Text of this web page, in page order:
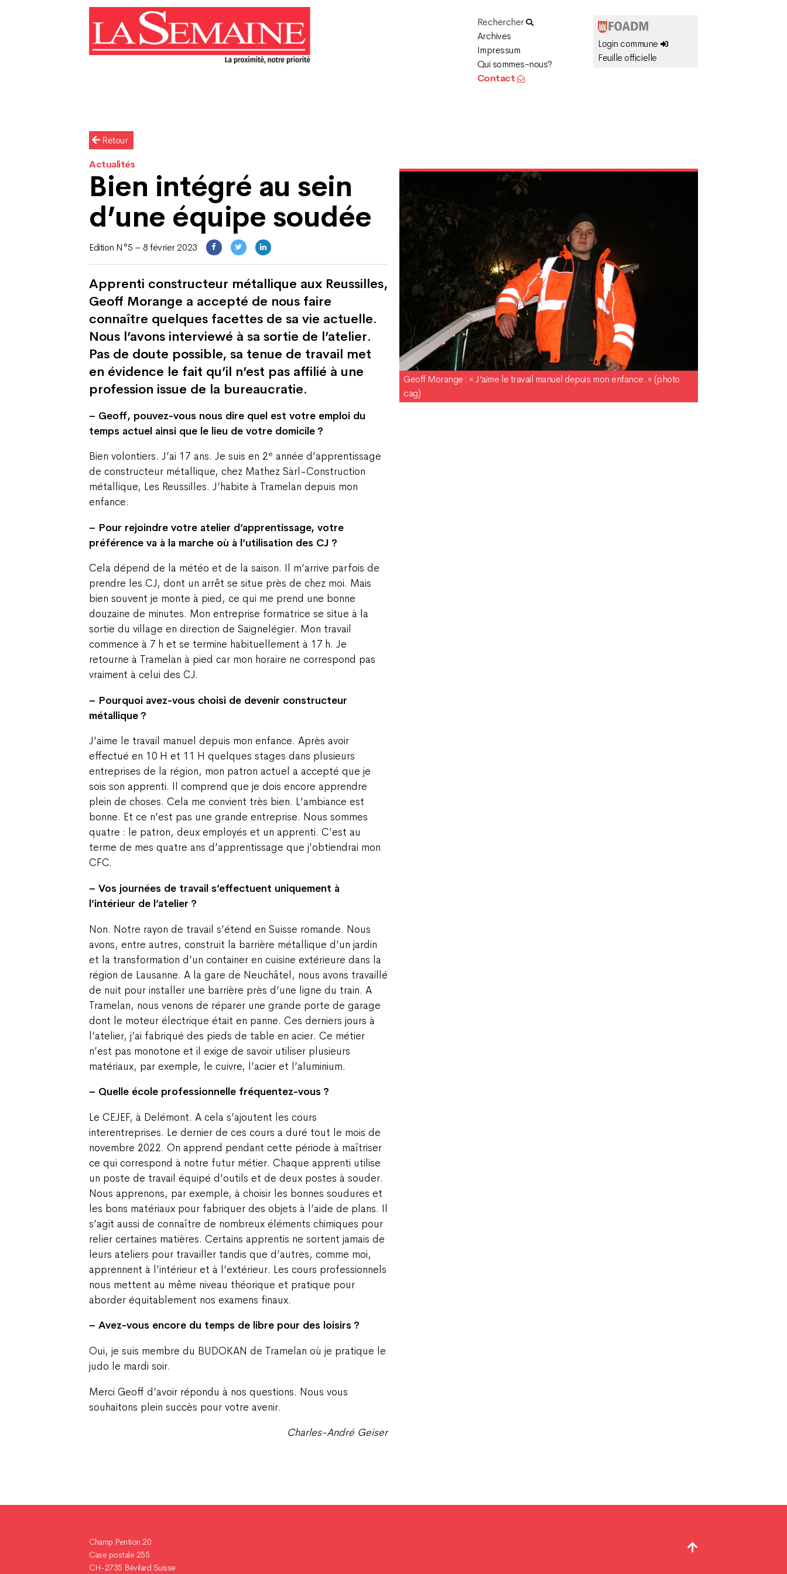
Rechercher
Archives
Impressum
Qui sommes-nous?
Contact
Login commune
Feuille officielle
Retour
Actualités
Bien intégré au sein
d’une équipe soudée
Edition N°5 – 8 février 2023
Apprenti constructeur métallique aux Reussilles,
Geoff Morange a accepté de nous faire
connaître quelques facettes de sa vie actuelle.
Nous l’avons interviewé à sa sortie de l’atelier.
Pas de doute possible, sa tenue de travail met
en évidence le fait qu’il n’est pas affilié à une
profession issue de la bureaucratie.
– Geoff, pouvez-vous nous dire quel est votre emploi du
temps actuel ainsi que le lieu de votre domicile ?
Bien volontiers. J’ai 17 ans. Je suis en 2e année d’apprentissage
de constructeur métallique, chez Mathez Sàrl-Construction
métallique, Les Reussilles. J’habite à Tramelan depuis mon
enfance.
– Pour rejoindre votre atelier d’apprentissage, votre
préférence va à la marche où à l’utilisation des CJ ?
Cela dépend de la météo et de la saison. Il m’arrive parfois de
prendre les CJ, dont un arrêt se situe près de chez moi. Mais
bien souvent je monte à pied, ce qui me prend une bonne
douzaine de minutes. Mon entreprise formatrice se situe à la
sortie du village en direction de Saignelégier. Mon travail
commence à 7 h et se termine habituellement à 17 h. Je
retourne à Tramelan à pied car mon horaire ne correspond pas
vraiment à celui des CJ.
– Pourquoi avez-vous choisi de devenir constructeur
métallique ?
J’aime le travail manuel depuis mon enfance. Après avoir
effectué en 10 H et 11 H quelques stages dans plusieurs
entreprises de la région, mon patron actuel a accepté que je
sois son apprenti. Il comprend que je dois encore apprendre
plein de choses. Cela me convient très bien. L’ambiance est
bonne. Et ce n’est pas une grande entreprise. Nous sommes
quatre : le patron, deux employés et un apprenti. C’est au
terme de mes quatre ans d’apprentissage que j’obtiendrai mon
CFC.
– Vos journées de travail s’effectuent uniquement à
l’intérieur de l’atelier ?
Non. Notre rayon de travail s’étend en Suisse romande. Nous
avons, entre autres, construit la barrière métallique d’un jardin
et la transformation d’un container en cuisine extérieure dans la
région de Lausanne. A la gare de Neuchâtel, nous avons travaillé
de nuit pour installer une barrière près d’une ligne du train. A
Tramelan, nous venons de réparer une grande porte de garage
dont le moteur électrique était en panne. Ces derniers jours à
l’atelier, j’ai fabriqué des pieds de table en acier. Ce métier
n’est pas monotone et il exige de savoir utiliser plusieurs
matériaux, par exemple, le cuivre, l’acier et l’aluminium.
– Quelle école professionnelle fréquentez-vous ?
Le CEJEF, à Delémont. A cela s’ajoutent les cours
interentreprises. Le dernier de ces cours a duré tout le mois de
novembre 2022. On apprend pendant cette période à maîtriser
ce qui correspond à notre futur métier. Chaque apprenti utilise
un poste de travail équipé d’outils et de deux postes à souder.
Nous apprenons, par exemple, à choisir les bonnes soudures et
les bons matériaux pour fabriquer des objets à l’aide de plans. Il
s’agit aussi de connaître de nombreux éléments chimiques pour
relier certaines matières. Certains apprentis ne sortent jamais de
leurs ateliers pour travailler tandis que d’autres, comme moi,
apprennent à l’intérieur et à l’extérieur. Les cours professionnels
nous mettent au même niveau théorique et pratique pour
aborder équitablement nos examens finaux.
– Avez-vous encore du temps de libre pour des loisirs ?
Oui, je suis membre du BUDOKAN de Tramelan où je pratique le
judo le mardi soir.
Merci Geoff d’avoir répondu à nos questions. Nous vous
souhaitons plein succès pour votre avenir.
Charles-André Geiser
Geoff Morange : « J’aime le travail manuel depuis mon enfance. » (photo
cag)
Champ Pention 20
Case postale 255
CH-2735 Bévilard Suisse